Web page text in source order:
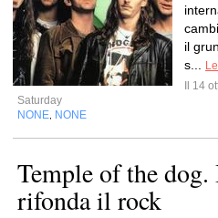
il
s...
Il 14
Saturday
NONE NONE
Temple of the dog.
rifonda il rock